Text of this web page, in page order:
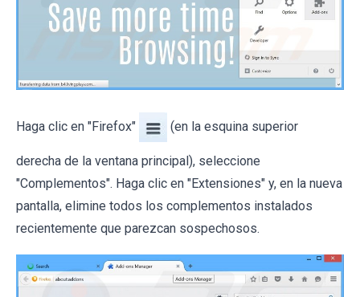
Haga clic en "Firefox" (en la esquina superior
derecha de la ventana principal), seleccione
"Complementos". Haga clic en "Extensiones" y, en la nueva
pantalla, elimine todos los complementos instalados
recientemente que parezcan sospechosos.